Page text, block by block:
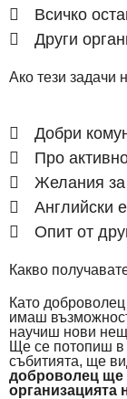
Всичко
Други
Ако тези задачи
Добри
Про
Желания за
Английски
Опит от
Какво
Като
имаш
научиш нови
Ще се потопиш в
събитията, ще
доброволец ще
организацията